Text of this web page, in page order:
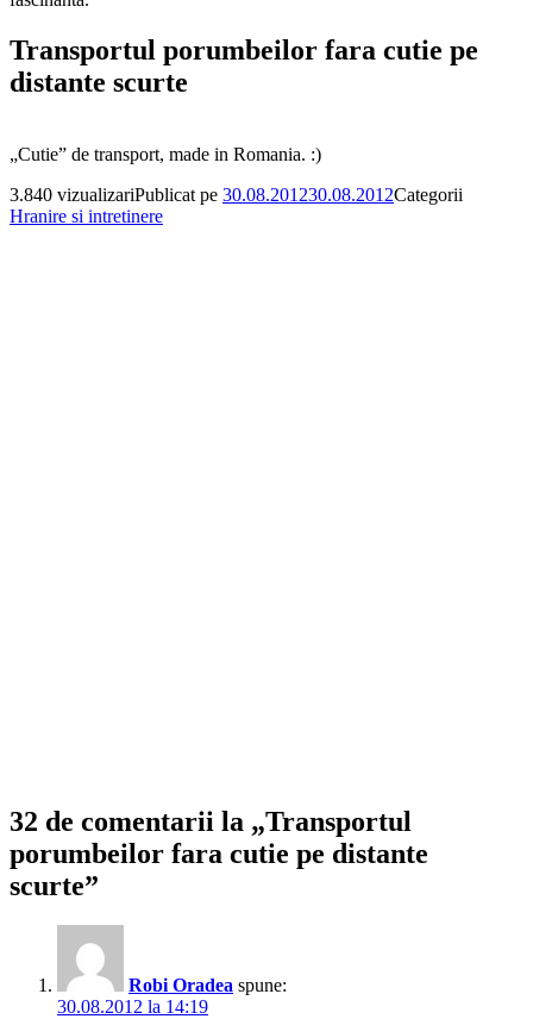
Transportul porumbeilor fara cutie pe
distante scurte
„Cutie” de transport, made in Romania. :)
3.840 vizualizariPublicat pe 30.08.201230.08.2012Categorii
Hranire si intretinere
32 de comentarii la „Transportul
porumbeilor fara cutie pe distante
scurte”
Robi Oradea spune:
30.08.2012 la 14:19